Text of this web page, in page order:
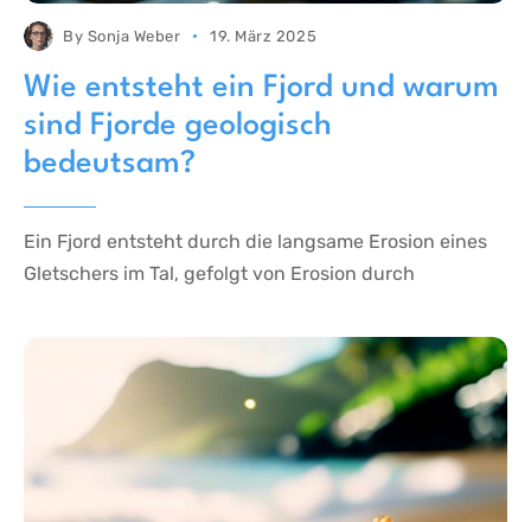
By Sonja Weber 19. März 2025
Wie entsteht ein Fjord und warum
sind Fjorde geologisch
bedeutsam?
Ein Fjord entsteht durch die langsame Erosion eines
Gletschers im Tal, gefolgt von Erosion durch